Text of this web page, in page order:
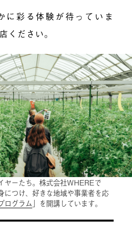
に彩る体験が待っていま
ください。
ヤーたち。株式会社WHEREで
につけ、好きな地域や事業者を応
ログラム 」を開講しています。